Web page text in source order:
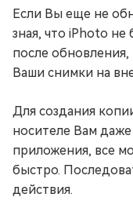
Если Вы еще не
зная, что iPhoto не
после
Ваши снимки на
Для создания
носителе Вам
приложения, все
быстро.
действия.